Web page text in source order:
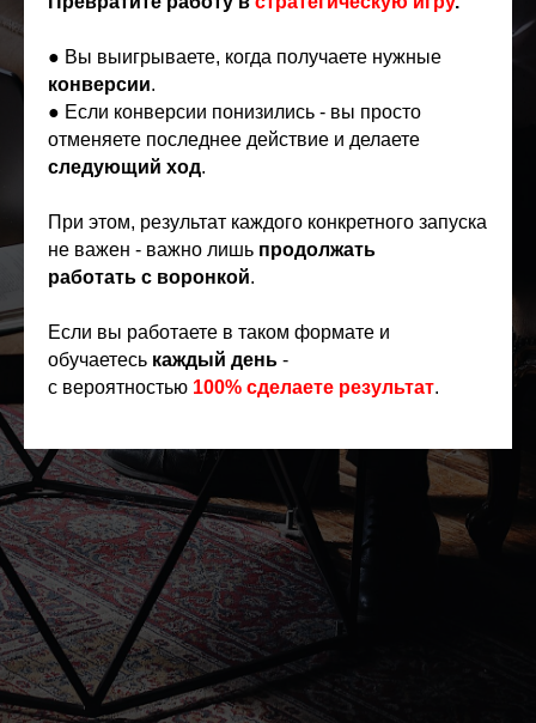
● Вы выигрываете, когда получаете нужные
конверсии.
● Если конверсии понизились - вы просто
отменяете последнее действие и делаете
следующий ход.
При этом, результат каждого конкретного запуска
не важен - важно лишь продолжать
работать с воронкой.
Если вы работаете в таком формате и
обучаетесь каждый день -
с вероятностью 100% сделаете результат.